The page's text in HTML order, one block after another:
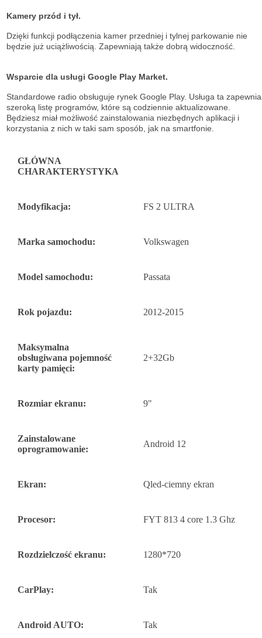
Kamery przód i tył.
Dzięki funkcji podłączenia kamer przedniej i tylnej parkowanie nie
będzie już uciążliwością. Zapewniają także dobrą widoczność.
Wsparcie dla usługi Google Play Market.
Standardowe radio obsługuje rynek Google Play. Usługa ta zapewnia
szeroką listę programów, które są codziennie aktualizowane.
Będziesz miał możliwość zainstalowania niezbędnych aplikacji i
korzystania z nich w taki sam sposób, jak na smartfonie.
GŁÓWNA
CHARAKTERYSTYKA
Modyfikacja: FS 2 ULTRA
Marka samochodu: Volkswagen
Model samochodu: Passata
Rok pojazdu: 2012-2015
Maksymalna
obsługiwana pojemność
karty pamięci:
2+32Gb
Rozmiar ekranu: 9"
Zainstalowane
oprogramowanie:
Android 12
Ekran: Qled-ciemny ekran
Procesor: FYT 813 4 core 1.3 Ghz
Rozdzielczość ekranu: 1280*720
CarPlay: Tak
Android AUTO: Tak